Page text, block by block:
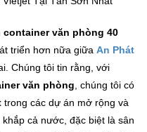
container văn phòng 40
triển hơn nữa giữaAn Phát
Chúng tôi tin rằng, với
văn phòng, chúng tôi có
trong các dự án mở rộng và
cả nước, đặc biệt là sân